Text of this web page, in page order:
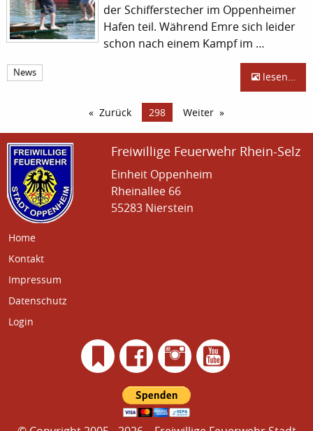
der Schifferstecher im Oppenheimer
Hafen teil. Während Emre sich leider
schon nach einem Kampf im …
News lesen…
Zurück 298 Weiter
Freiwillige Feuerwehr Rhein-Selz
Einheit Oppenheim
Rheinallee 66
55283 Nierstein
Home
Kontakt
Impressum
Datenschutz
Login